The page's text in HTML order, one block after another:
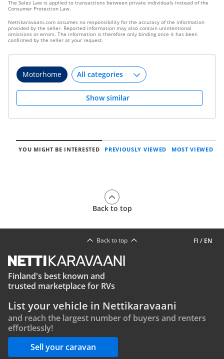
The Sales Law is applied to transactions between private individuals instead of the
Consumer Protection Law.
Nettikaravaani.com assumes no responsibility for the accuracy of the information
provided by the seller. Reported information may also contain unintentional
omissions or errors. The information is therefore only binding once it has been
confirmed by the seller at your request.
Motorhome
Show similar
YOU MIGHT BE INTERESTED PREVIOUSLY VIEWED MOST VIEWED
Back to top
FI / EN
Back to top
Finland's best known and
trusted marketplace for RVs
List your vehicle in Nettikaravaani
and reach the largest number of buyers and renters
effortlessly!
Sell your caravan